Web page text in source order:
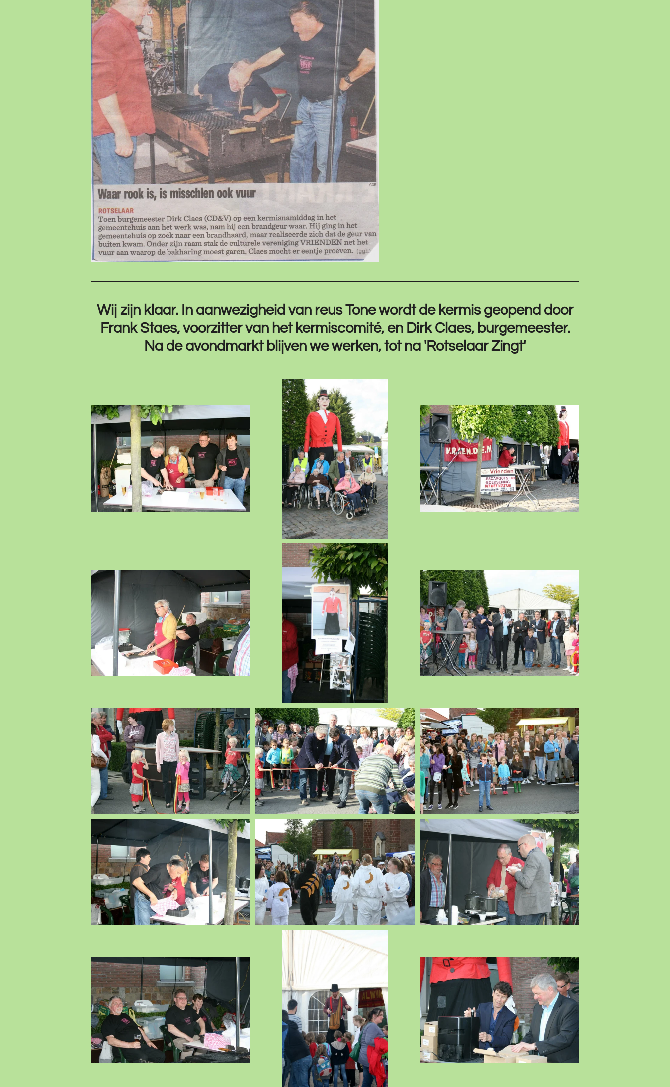
Wij zijn klaar. In aanwezigheid van reus Tone wordt de kermis geopend door
Frank Staes, voorzitter van het kermiscomité, en Dirk Claes, burgemeester.
Na de avondmarkt blijven we werken, tot na 'Rotselaar Zingt'